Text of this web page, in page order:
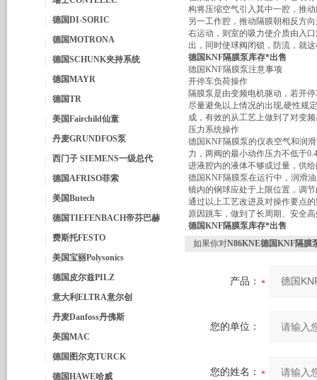
德国DI-SORIC
德国MOTRONA
德国SCHUNK夹持系统
德国MAYR
德国TR
美国Fairchild仙童
丹麦GRUNDFOS泵
西门子 SIEMENS一级总代
德国AFRISO菲索
美国Butech
德国TIEFENBACH帝芬巴赫
费斯托FESTO
美国宝丽Polysonics
德国皮尔兹PILZ
意大利ELTRA意尔创
丹麦Danfoss丹佛斯
美国MAC
德国图尔克TURCK
德国HAWE哈威
构将压缩空气引入其中一腔，推
另一工作腔，推动隔膜朝相反方
右运动，则室的吸力使介质由入
出，同时使球阀闭锁，防流，就
德国KNF隔膜泵库存*出售
德国KNF隔膜泵注意事项
开停车负荷操作
隔膜泵是由变频电机驱动，若开
尽量避免以上情况的出现,硬性规
成，有效的从工艺上做到了对变
压力系统操作
德国KNF隔膜泵的仪表空气和润
力，两阀的最小动作压力不低于
进液腔内的液体不够或过量，供
德国KNF隔膜泵在运行中，润滑
镜内的钢球应处于上限位置，调
通过以上工艺改进及对操作要点
原因跳车，做到了长周期、安全
德国KNF隔膜泵库存*出售
如果你对N86KNE德国KNF隔膜
产品：
您的单位：
您的姓名：